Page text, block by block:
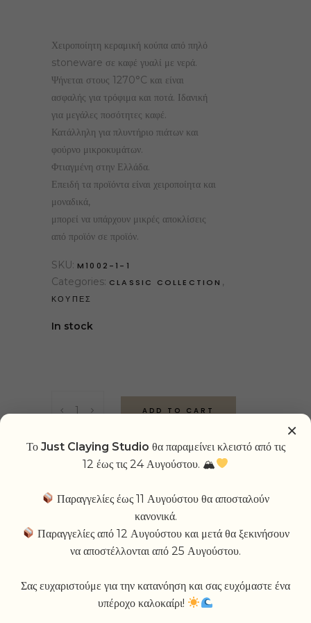
Χειροποίητη κεραμική κούπα από πηλό
stoneware σε καφέ γυαλί με νερά.
Ψήνεται στους 1270°C και είναι
ασφαλής για τρόφιμα και ποτά. Ιδανική
για μεγάλες ποσότητες καφέ.
Κατάλληλη για πλυντήριο πιάτων και
φούρνο μικροκυμάτων.
Φτιαγμένη στην Ελλάδα.
Επειδή τα προϊόντα είναι χειροποίητα και
μοναδικά,
μπορεί να υπάρχουν μικρές αποκλίσεις
από προϊόν σε προϊόν.
SKU: M1002-1-1
Categories: CLASSIC COLLECTION ,
ΚΟΥΠΕΣ
In stock
Mug
ADD TO CART
ADD TO WISHLIST
RELATED PRODUCTS
-20%
×
Το Just Claying Studio θα παραμείνει κλειστό από τις
12 έως τις 24 Αυγούστου. 🏔
Παραγγελίες έως 11 Αυγούστου θα αποσταλούν
κανονικά.
Παραγγελίες από 12 Αυγούστου και μετά θα ξεκινήσουν
να αποστέλλονται από 25 Αυγούστου.
Σας ευχαριστούμε για την κατανόηση και σας ευχόμαστε ένα
υπέροχο καλοκαίρι!